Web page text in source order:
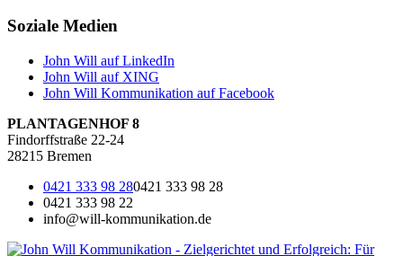
Soziale Medien
John Will auf LinkedIn
John Will auf XING
John Will Kommunikation auf Facebook
PLANTAGENHOF 8
Findorffstraße 22-24
28215 Bremen
0421 333 98 280421 333 98 28
0421 333 98 22
info@will-kommunikation.de